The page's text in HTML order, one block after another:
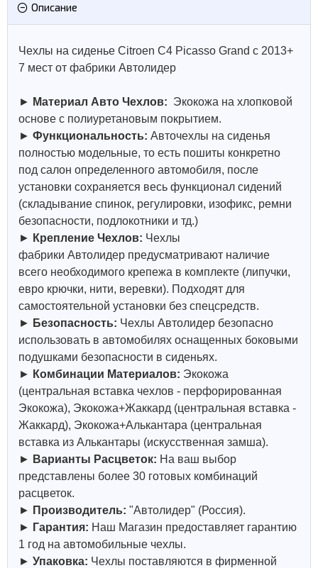
Описание
Чехлы на сиденье Citroen C4 Picasso Grand с 2013+
7 мест от фабрики Автолидер
► Материал Авто Чехлов: Экокожа на хлопковой
основе с полиуретановым покрытием.
► Функциональность: Авточехлы на сиденья
полностью модельные, то есть пошиты конкретно
под салон определенного автомобиля, после
установки сохраняется весь функционал сидений
(складывание спинок, регулировки, изофикс, ремни
безопасности, подлокотники и тд.)
► Крепление Чехлов: Чехлы
фабрики Автолидер предусматривают наличие
всего необходимого крепежа в комплекте (липучки,
евро крючки, нити, веревки). Подходят для
самостоятельной установки без спецсредств.
► Безопасность: Чехлы Автолидер безопасно
использовать в автомобилях оснащенных боковыми
подушками безопасности в сиденьях.
► Комбинации Материалов: Экокожа
(центральная вставка чехлов - перфорированная
Экокожа), Экокожа+Жаккард (центральная вставка -
Жаккард), Экокожа+Алькантара (центральная
вставка из Алькантары (искусственная замша).
► Варианты Расцветок: На ваш выбор
представлены более 30 готовых комбинаций
расцветок.
► Производитель: "Автолидер" (Россия).
► Гарантия: Наш Магазин предоставляет гарантию
1 год на автомобильные чехлы.
► Упаковка: Чехлы поставляются в фирменной